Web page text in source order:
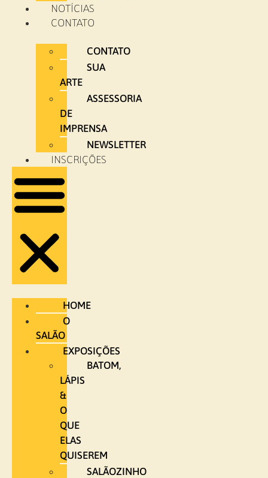
NOTÍCIAS
CONTATO
CONTATO
SUA
ARTE
ASSESSORIA
DE
IMPRENSA
NEWSLETTER
INSCRIÇÕES
HOME
O
SALÃO
EXPOSIÇÕES
BATOM,
LÁPIS
&
O
QUE
ELAS
QUISEREM
SALÃOZINHO